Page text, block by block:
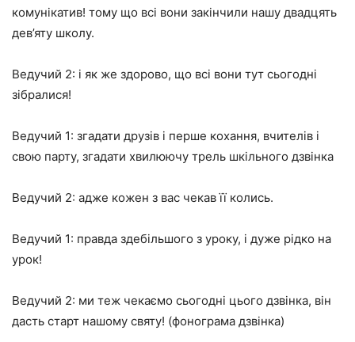
комунікатив! тому що всі вони закінчили нашу двадцять
дев’яту школу.
Ведучий 2: і як же здорово, що всі вони тут сьогодні
зібралися!
Ведучий 1: згадати друзів і перше кохання, вчителів і
свою парту, згадати хвилюючу трель шкільного дзвінка
Ведучий 2: адже кожен з вас чекав її колись.
Ведучий 1: правда здебільшого з уроку, і дуже рідко на
урок!
Ведучий 2: ми теж чекаємо сьогодні цього дзвінка, він
дасть старт нашому святу! (фонограма дзвінка)